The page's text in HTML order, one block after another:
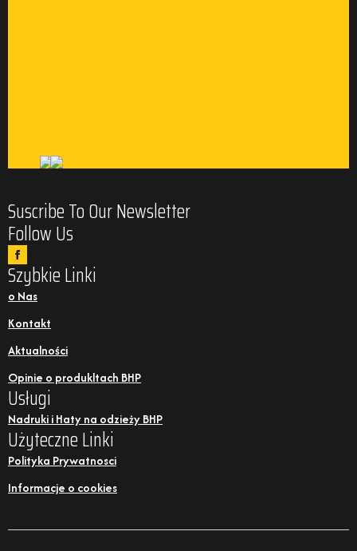
Suscribe To Our Newsletter
Follow Us
Szybkie Linki
o Nas
Kontakt
Aktualności
Opinie o produkltach BHP
Usługi
Nadruki i Haty na odzieży BHP
Użyteczne Linki
Polityka Prywatnosci
Informacje o cookies